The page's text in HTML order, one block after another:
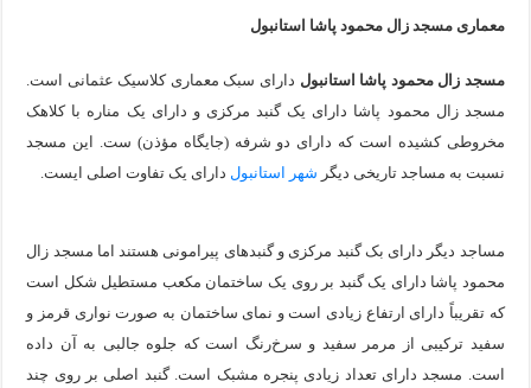
معماری مسجد زال محمود پاشا استانبول
مسجد زال محمود پاشا استانبول دارای سبک معماری کلاسیک عثمانی است.
مسجد زال محمود پاشا دارای یک گنبد مرکزی و دارای یک مناره با کلاهک
مخروطی کشیده است که دارای دو شرفه (جایگاه مؤذن) ست. این مسجد
نسبت به مساجد تاریخی دیگر شهر استانبول دارای یک تفاوت اصلی ایست.
مساجد دیگر دارای بک گنبد مرکزی و گنبدهای پیرامونی هستند اما مسجد زال
محمود پاشا دارای یک گنبد بر روی یک ساختمان مکعب مستطیل شکل است
که تقریباً دارای ارتفاع زیادی است و نمای ساختمان به صورت نواری قرمز و
سفید ترکیبی از مرمر سفید و سرخ‌رنگ است که جلوه جالبی به آن داده
است. مسجد دارای تعداد زیادی پنجره مشبک است. گنبد اصلی بر روی چند